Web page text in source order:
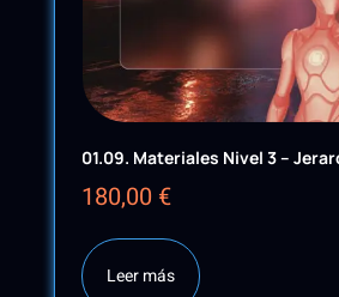
01.09. Materiales Nivel 3 –
180,00 €
Leer más